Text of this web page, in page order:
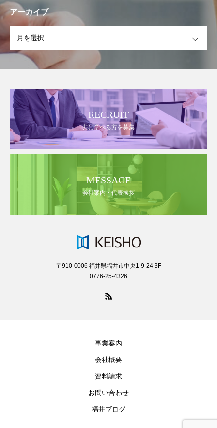
アーカイブ
RECRUIT
共に学べる方を募集
MESSAGE
会社案内・代表挨拶
〒910-0006 福井県福井市中央1-9-24 3F
0776-25-4326
事業案内
会社概要
資料請求
お問い合わせ
福井ブログ